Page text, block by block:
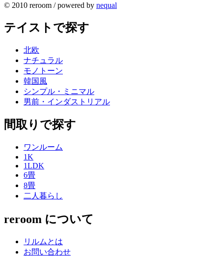
© 2010 reroom / powered by nequal
テイストで探す
北欧
ナチュラル
モノトーン
韓国風
シンプル・ミニマル
男前・インダストリアル
間取りで探す
ワンルーム
1K
1LDK
6畳
8畳
二人暮らし
reroom について
リルムとは
お問い合わせ